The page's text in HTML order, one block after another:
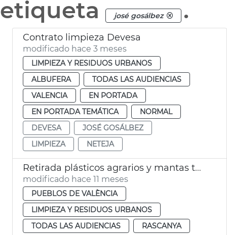
etiqueta
josé gosálbez .
Contrato limpieza Devesa
modificado hace 3 meses
LIMPIEZA Y RESIDUOS URBANOS
ALBUFERA
TODAS LAS AUDIENCIAS
VALENCIA
EN PORTADA
EN PORTADA TEMÁTICA
NORMAL
DEVESA
JOSÉ GOSÁLBEZ
LIMPIEZA
NETEJA
Retirada plásticos agrarios y mantas térmicas València
modificado hace 11 meses
PUEBLOS DE VALÈNCIA
LIMPIEZA Y RESIDUOS URBANOS
TODAS LAS AUDIENCIAS
RASCANYA